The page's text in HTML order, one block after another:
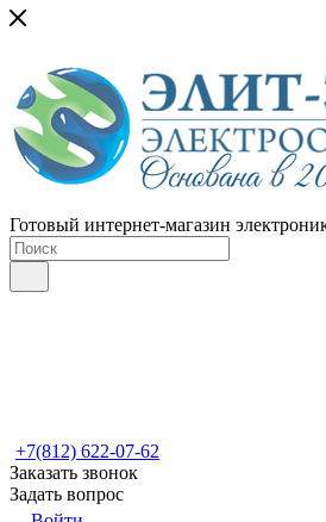
Готовый интернет-магазин
+7(812) 622-07-62
Заказать звонок
Задать вопрос